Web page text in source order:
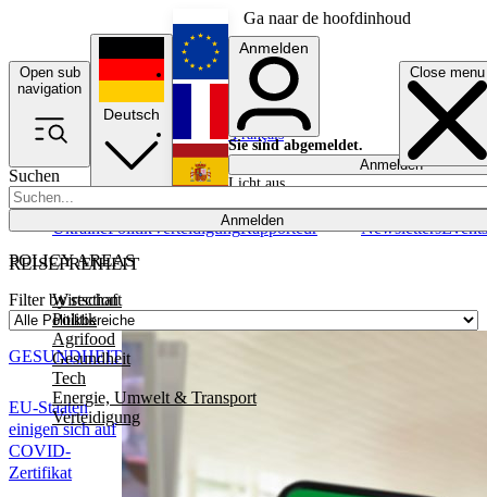
Ga naar de hoofdinhoud
Open sub
navigation
Close menu
Suchen
Anmelden
POLICY AREAS
Wirtschaft
Politik
Agrifood
Gesundheit
Tech
Energie, Umwelt & Transport
Verteidigung
UkrainePolitikVerteidigungRapporteur NewslettersEvents
Deutsch
English
Français
Anmelden
Sie sind abgemeldet.
Anmelden
Licht aus
REISEFREIHEIT
Filter by section
EU-Staaten
einigen sich auf
COVID-
Zertifikat
GESUNDHEIT